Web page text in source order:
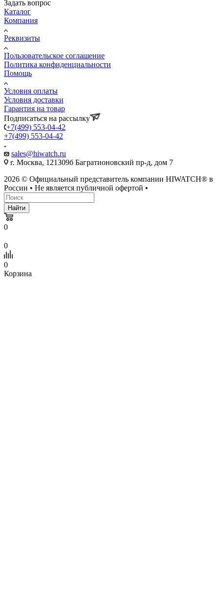
Задать вопрос
Каталог
Компания
Реквизиты
Пользовательское соглашение
Политика конфиденциальности
Помощь
Условия оплаты
Условия доставки
Гарантия на товар
Подписаться на рассылку
+7(499) 553-04-42
+7(499) 553-04-42
sales@hiwatch.ru
г. Москва, 121309б Багратионовский пр-д, дом 7
2026 © Официальный представитель компании HIWATCH® в
России • Не является публичной офертой •
Найти
0
0
0
Корзина